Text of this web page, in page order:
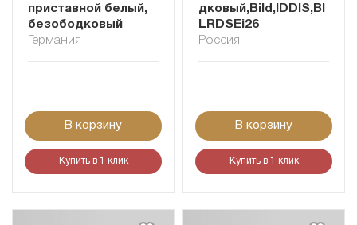
приставной белый,
безободковый
Германия
В корзину
Купить в 1 клик
дковый,Bild,IDDIS,BI
LRDSEi26
Россия
В корзину
Купить в 1 клик